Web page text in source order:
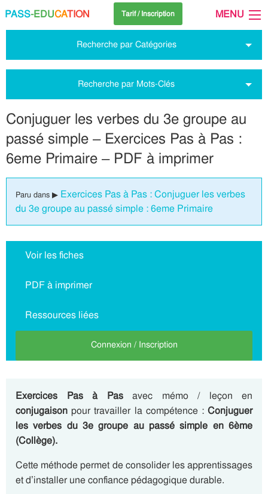
PASS-EDUCATION Tarif / Inscription MENU
Recherche par Catégories
Recherche par Mots-Clés
Conjuguer les verbes du 3e groupe au
passé simple – Exercices Pas à Pas :
6eme Primaire – PDF à imprimer
Paru dans ▶ Exercices Pas à Pas : Conjuguer les verbes
du 3e groupe au passé simple : 6eme Primaire
Voir les fiches
PDF à imprimer
Ressources liées
Connexion / Inscription
Exercices Pas à Pasavec mémo / leçon en
conjugaisonpour travailler la compétence :Conjuguer
les verbes du 3e groupe au passé simple en 6ème
(Collège).
Cette méthode permet de consolider les apprentissages
et d’installer une confiance pédagogique durable.